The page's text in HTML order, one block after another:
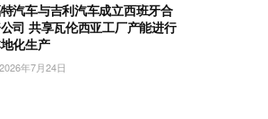
汽车与吉利汽车成立西班牙合
司 共享瓦伦西亚工厂产能进行
化生产
年7月24日